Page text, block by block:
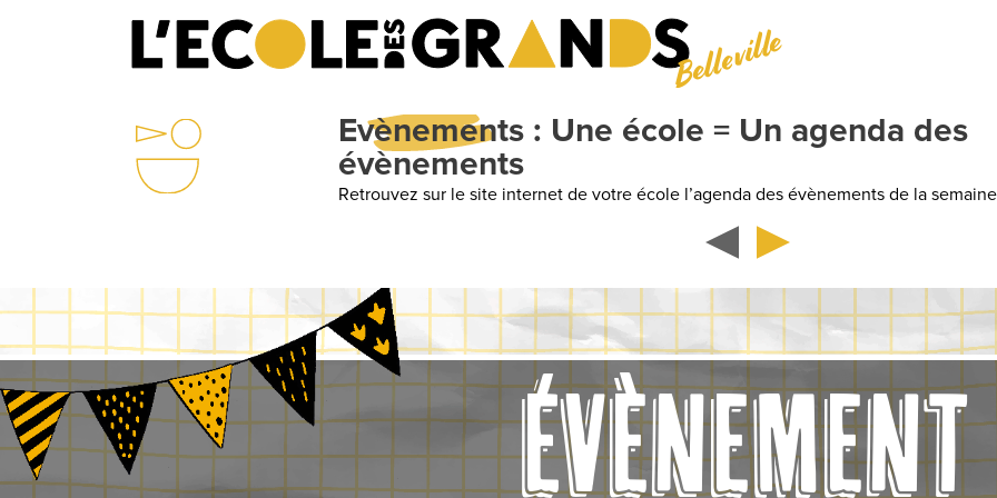
Belleville
Evènements
: Une école = Un agenda des
évènements
Retrouvez sur le site internet de votre école l’agenda des évènements de la semaine
ÉVÈNEMENT